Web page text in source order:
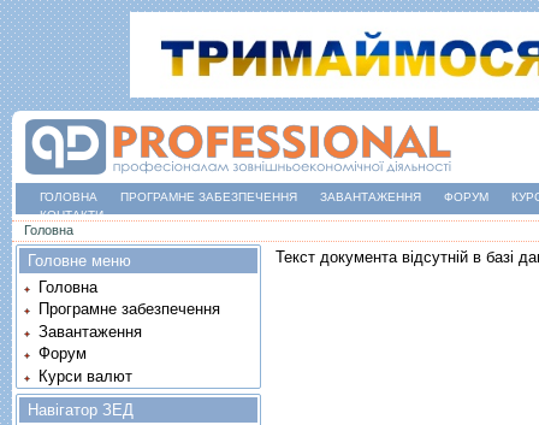
ГОЛОВНА ПРОГРАМНЕ ЗАБЕЗПЕЧЕННЯ ЗАВАНТАЖЕННЯ ФОРУМ
КОНТАКТИ
Ви є тут
Головна
Текст документа відсутній в базі
Головне меню
Головна
Програмне забезпечення
Завантаження
Форум
Курси валют
Навігатор ЗЕД